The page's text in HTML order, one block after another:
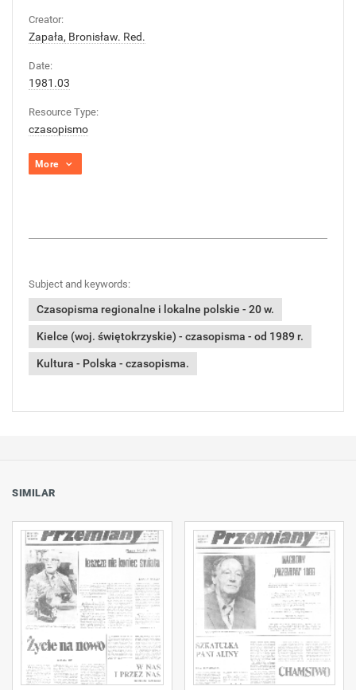
Creator:
Zapała, Bronisław. Red.
Date:
1981.03
Resource Type:
czasopismo
More
Subject and keywords:
Czasopisma regionalne i lokalne polskie - 20 w.
Kielce (woj. świętokrzyskie) - czasopisma - od 1989 r.
Kultura - Polska - czasopisma.
SIMILAR